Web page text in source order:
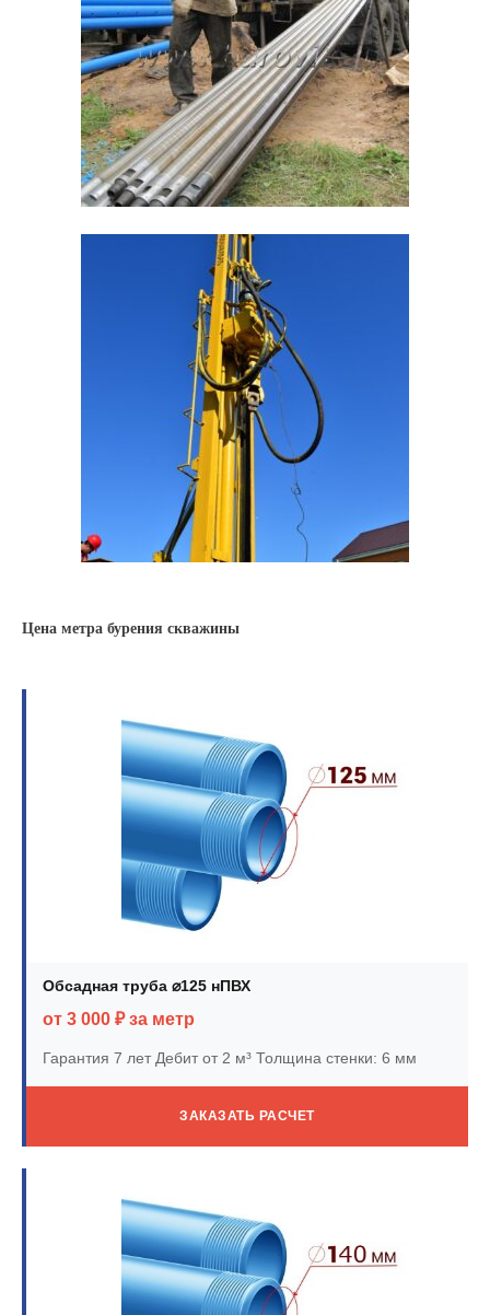
Цена метра бурения скважины
Обсадная труба ⌀125 нПВХ
от 3 000 ₽ за метр
Гарантия 7 летДебит от 2 м³ Толщина стенки: 6 мм
ЗАКАЗАТЬ РАСЧЕТ